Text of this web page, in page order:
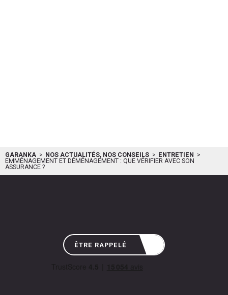
GARANKA NOS ACTUALITÉS, NOS CONSEILS ENTRETIEN
EMMÉNAGEMENT ET DÉMÉNAGEMENT : QUE VÉRIFIER AVEC SON
ASSURANCE ?
ÊTRE RAPPELÉ